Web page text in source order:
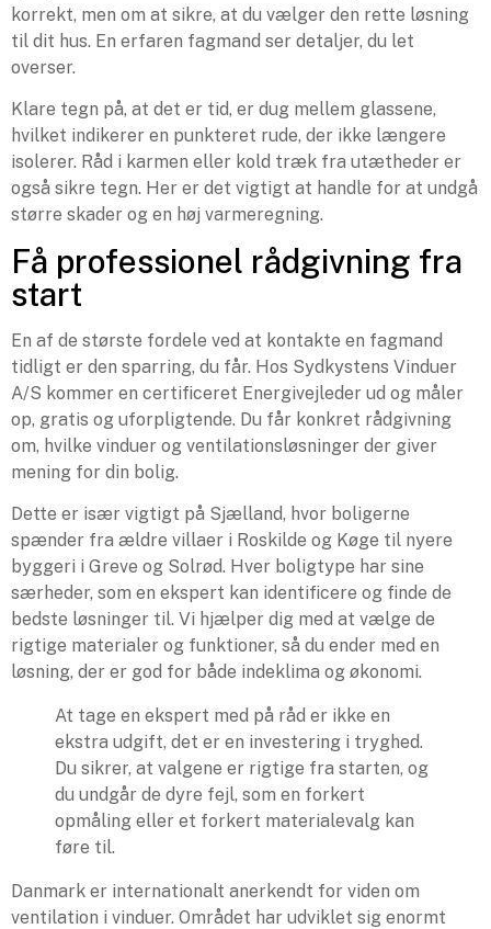
korrekt, men om at sikre, at du vælger den rette løsning
til dit hus. En erfaren fagmand ser detaljer, du let
overser.
Klare tegn på, at det er tid, er dug mellem glassene,
hvilket indikerer en punkteret rude, der ikke længere
isolerer. Råd i karmen eller kold træk fra utætheder er
også sikre tegn. Her er det vigtigt at handle for at undgå
større skader og en høj varmeregning.
Få professionel rådgivning fra
start
En af de største fordele ved at kontakte en fagmand
tidligt er den sparring, du får. Hos Sydkystens Vinduer
A/S kommer en certificeret Energivejleder ud og måler
op, gratis og uforpligtende. Du får konkret rådgivning
om, hvilke vinduer og ventilationsløsninger der giver
mening for din bolig.
Dette er især vigtigt på Sjælland, hvor boligerne
spænder fra ældre villaer i Roskilde og Køge til nyere
byggeri i Greve og Solrød. Hver boligtype har sine
særheder, som en ekspert kan identificere og finde de
bedste løsninger til. Vi hjælper dig med at vælge de
rigtige materialer og funktioner, så du ender med en
løsning, der er god for både indeklima og økonomi.
At tage en ekspert med på råd er ikke en
ekstra udgift, det er en investering i tryghed.
Du sikrer, at valgene er rigtige fra starten, og
du undgår de dyre fejl, som en forkert
opmåling eller et forkert materialevalg kan
føre til.
Danmark er internationalt anerkendt for viden om
ventilation i vinduer. Området har udviklet sig enormt